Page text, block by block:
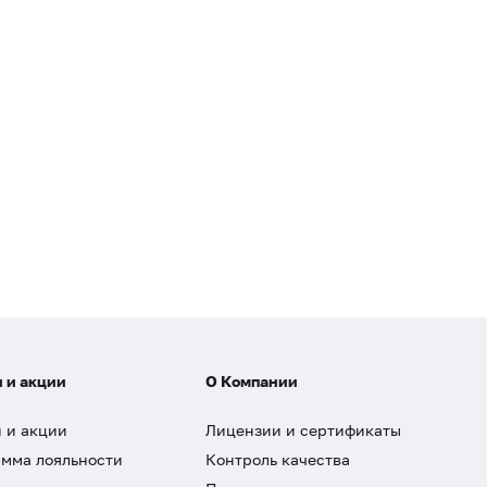
и акции
и акции
лояльности
О Компании
Лицензии и сертификаты
Контроль качества